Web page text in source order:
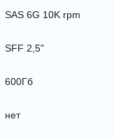
SAS 6G 10K rpm
SFF 2,5"
600Гб
нет